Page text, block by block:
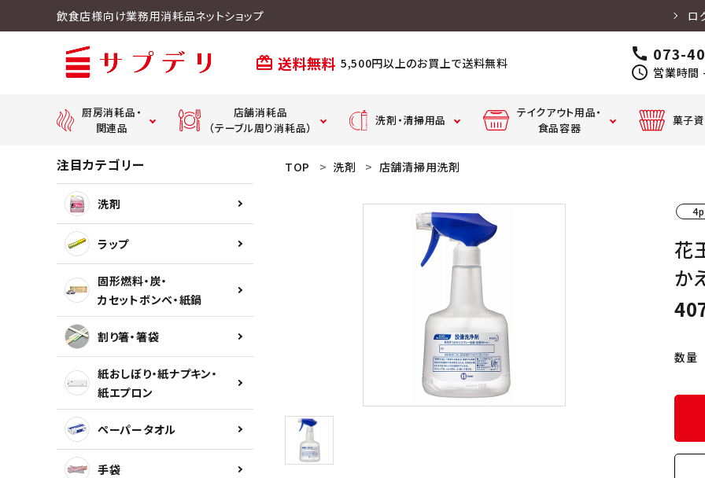
飲食店様向け業務用消耗品ネットショップ ロ
card_giftcard 送料無料 5,500円以上のお買上で送料無料 call 073-
schedule 営業時間
厨房消耗品・
関連品
手袋
敷紙・懐紙・生葉
カウンタークロス・ふきん・タオ
前掛・コックシューズ・
店舗消耗品
（テーブル周り消耗品）
コースター
割り箸・箸袋
固形
ボン
洗剤・清掃用品
廃油凝固剤
ハンドソープ・手
指消毒
トイレ用洗剤
テイクアウト用品・
食品容器
容器
器
ッ
菓子
ACCOUNT MENU
ようこそ ゲスト 様
ログイン person 新規会員登録
カテゴリーから探す
INFORMATION
注目カテゴリー
洗剤
ラップ
固形燃料・炭・
カセットボンベ・紙鍋
割り箸・箸袋
紙おしぼり・紙ナプキン・
紙エプロン
ペーパータオル
手袋
TOP 洗剤 店舗清掃用洗剤
花
か
数量